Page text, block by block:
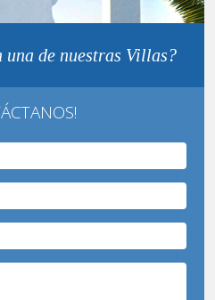
una de nuestras Villas?